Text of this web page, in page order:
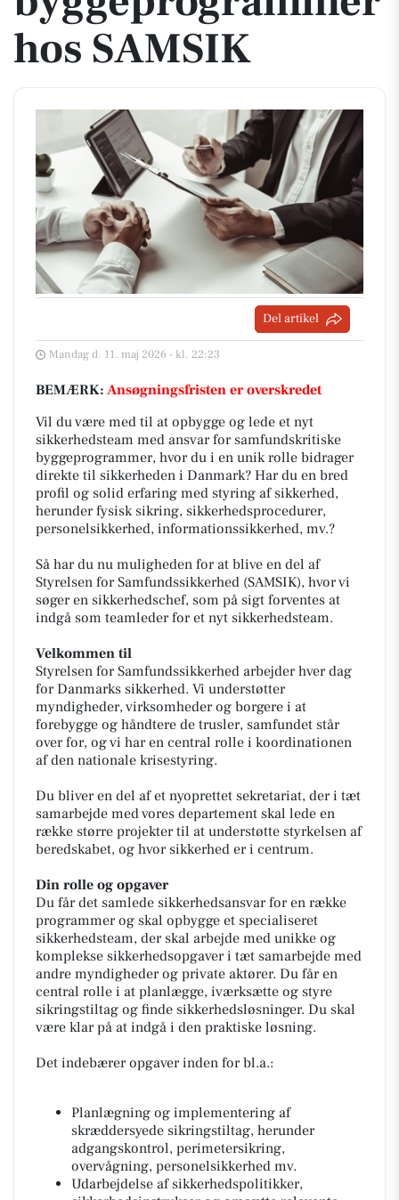
hos SAMSIK
Del artikel
Mandag d. 11. maj 2026 - kl. 22:23
BEMÆRK: Ansøgningsfristen er overskredet
Vil du være med til at opbygge og lede et nyt
sikkerhedsteam med ansvar for samfundskritiske
byggeprogrammer, hvor du i en unik rolle bidrager
direkte til sikkerheden i Danmark? Har du en bred
profil og solid erfaring med styring af sikkerhed,
herunder fysisk sikring, sikkerhedsprocedurer,
personelsikkerhed, informationssikkerhed, mv.?
Så har du nu muligheden for at blive en del af
Styrelsen for Samfundssikkerhed (SAMSIK), hvor vi
søger en sikkerhedschef, som på sigt forventes at
indgå som teamleder for et nyt sikkerhedsteam.
Velkommen til
Styrelsen for Samfundssikkerhed arbejder hver dag
for Danmarks sikkerhed. Vi understøtter
myndigheder, virksomheder og borgere i at
forebygge og håndtere de trusler, samfundet står
over for, og vi har en central rolle i koordinationen
af den nationale krisestyring.
Du bliver en del af et nyoprettet sekretariat, der i tæt
samarbejde med vores departement skal lede en
række større projekter til at understøtte styrkelsen af
beredskabet, og hvor sikkerhed er i centrum.
Din rolle og opgaver
Du får det samlede sikkerhedsansvar for en række
programmer og skal opbygge et specialiseret
sikkerhedsteam, der skal arbejde med unikke og
komplekse sikkerhedsopgaver i tæt samarbejde med
andre myndigheder og private aktører. Du får en
central rolle i at planlægge, iværksætte og styre
sikringstiltag og finde sikkerhedsløsninger. Du skal
være klar på at indgå i den praktiske løsning.
Det indebærer opgaver inden for bl.a.:
Planlægning og implementering af
skræddersyede sikringstiltag, herunder
adgangskontrol, perimetersikring,
overvågning, personelsikkerhed mv.
Udarbejdelse af sikkerhedspolitikker,